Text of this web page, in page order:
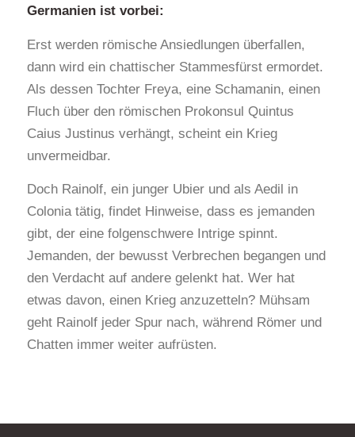
Germanien ist vorbei:
Erst werden römische Ansiedlungen überfallen,
dann wird ein chattischer Stammesfürst ermordet.
Als dessen Tochter Freya, eine Schamanin, einen
Fluch über den römischen Prokonsul Quintus
Caius Justinus verhängt, scheint ein Krieg
unvermeidbar.
Doch Rainolf, ein junger Ubier und als Aedil in
Colonia tätig, findet Hinweise, dass es jemanden
gibt, der eine folgenschwere Intrige spinnt.
Jemanden, der bewusst Verbrechen begangen und
den Verdacht auf andere gelenkt hat. Wer hat
etwas davon, einen Krieg anzuzetteln? Mühsam
geht Rainolf jeder Spur nach, während Römer und
Chatten immer weiter aufrüsten.